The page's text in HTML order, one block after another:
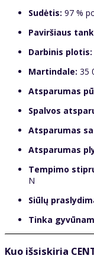
Sudėtis: 97 %
Paviršiaus
Darbinis plotis:
Martindale: 35
Atsparumas
Spalvos
Atsparumas
Atsparumas
Tempimo
N
Siūlų
Tinka
Kuo išsiskiria